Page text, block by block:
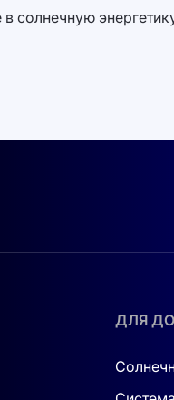
солнечную
ДЛЯ